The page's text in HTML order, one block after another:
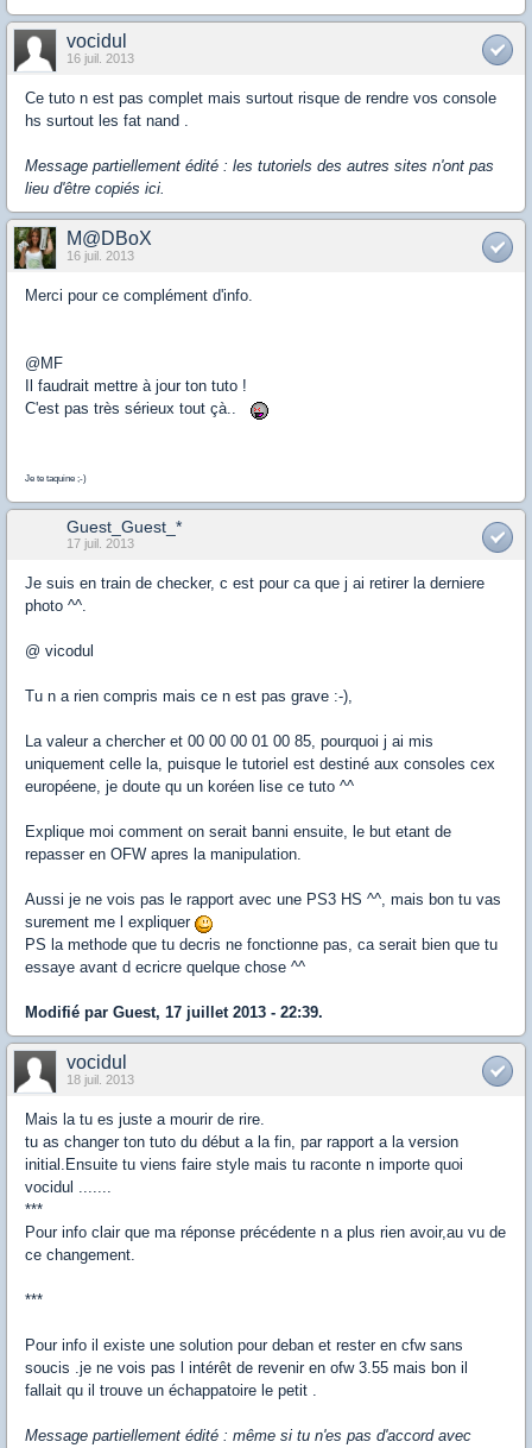
vocidul
16 juil. 2013
Ce tuto n est pas complet mais surtout risque de rendre vos console
hs surtout les fat nand .
Message partiellement édité : les tutoriels des autres sites n'ont pas
lieu d'être copiés ici.
M@DBoX
16 juil. 2013
Merci pour ce complément d'info.
@MF
Il faudrait mettre à jour ton tuto !
C'est pas très sérieux tout çà..
Je te taquine ;-)
Guest_Guest_*
17 juil. 2013
Je suis en train de checker, c est pour ca que j ai retirer la derniere
photo ^^.
@ vicodul
Tu n a rien compris mais ce n est pas grave :-),
La valeur a chercher et 00 00 00 01 00 85, pourquoi j ai mis
uniquement celle la, puisque le tutoriel est destiné aux consoles cex
européene, je doute qu un koréen lise ce tuto ^^
Explique moi comment on serait banni ensuite, le but etant de
repasser en OFW apres la manipulation.
Aussi je ne vois pas le rapport avec une PS3 HS ^^, mais bon tu vas
surement me l expliquer
PS la methode que tu decris ne fonctionne pas, ca serait bien que tu
essaye avant d ecricre quelque chose ^^
Modifié par Guest, 17 juillet 2013 - 22:39.
vocidul
18 juil. 2013
Mais la tu es juste a mourir de rire.
tu as changer ton tuto du début a la fin, par rapport a la version
initial.Ensuite tu viens faire style mais tu raconte n importe quoi
vocidul .......
***
Pour info clair que ma réponse précédente n a plus rien avoir,au vu de
ce changement.
***
Pour info il existe une solution pour deban et rester en cfw sans
soucis .je ne vois pas l intérêt de revenir en ofw 3.55 mais bon il
fallait qu il trouve un échappatoire le petit .
Message partiellement édité : même si tu n'es pas d'accord avec